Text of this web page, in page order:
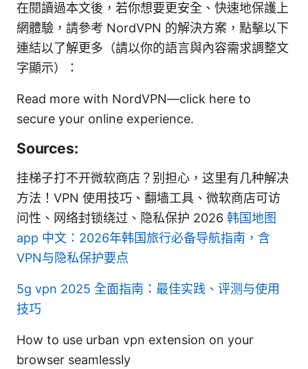
在閱讀過本文後，若你想要更安全、快速地保護上
網體驗，請參考 NordVPN 的解決方案，點擊以下
連結以了解更多（請以你的語言與內容需求調整文
字顯示）：
Read more with NordVPN—click here to
secure your online experience.
Sources:
挂梯子打不开微软商店？别担心，这里有几种解决
方法！VPN 使用技巧、翻墙工具、微软商店可访
问性、网络封锁绕过、隐私保护 2026 韩国地图
app 中文：2026年韩国旅行必备导航指南，含
VPN与隐私保护要点
5g vpn 2025 全面指南：最佳实践、评测与使用
技巧
How to use urban vpn extension on your
browser seamlessly